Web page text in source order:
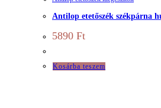
Antilop etetőszék székpárna
5890 Ft
Kosárba teszem